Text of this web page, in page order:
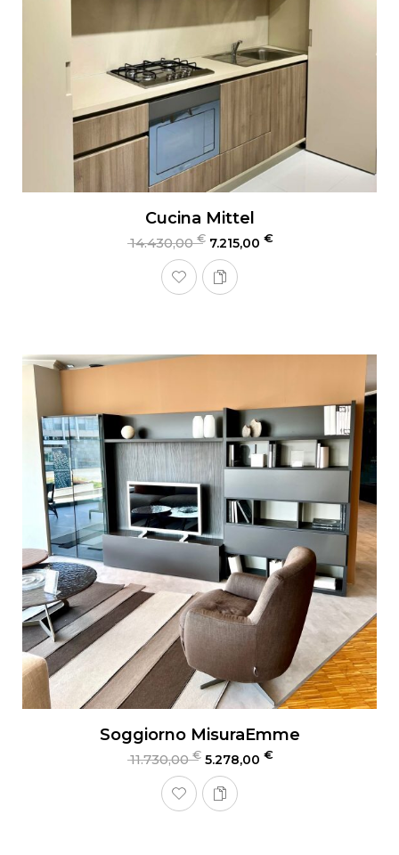
Cucina Mittel
14.430,00€ 7.215,00 €
Soggiorno MisuraEmme
11.730,00€ 5.278,00 €